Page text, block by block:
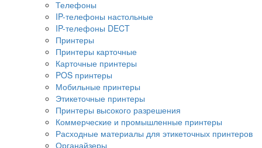
Телефоны
IP-телефоны настольные
IP-телефоны DECT
Принтеры
Принтеры карточные
Карточные принтеры
POS принтеры
Мобильные принтеры
Этикеточные принтеры
Принтеры высокого разрешения
Коммерческие и промышленные принтеры
Расходные материалы для этикеточных принтеров
Органайзеры